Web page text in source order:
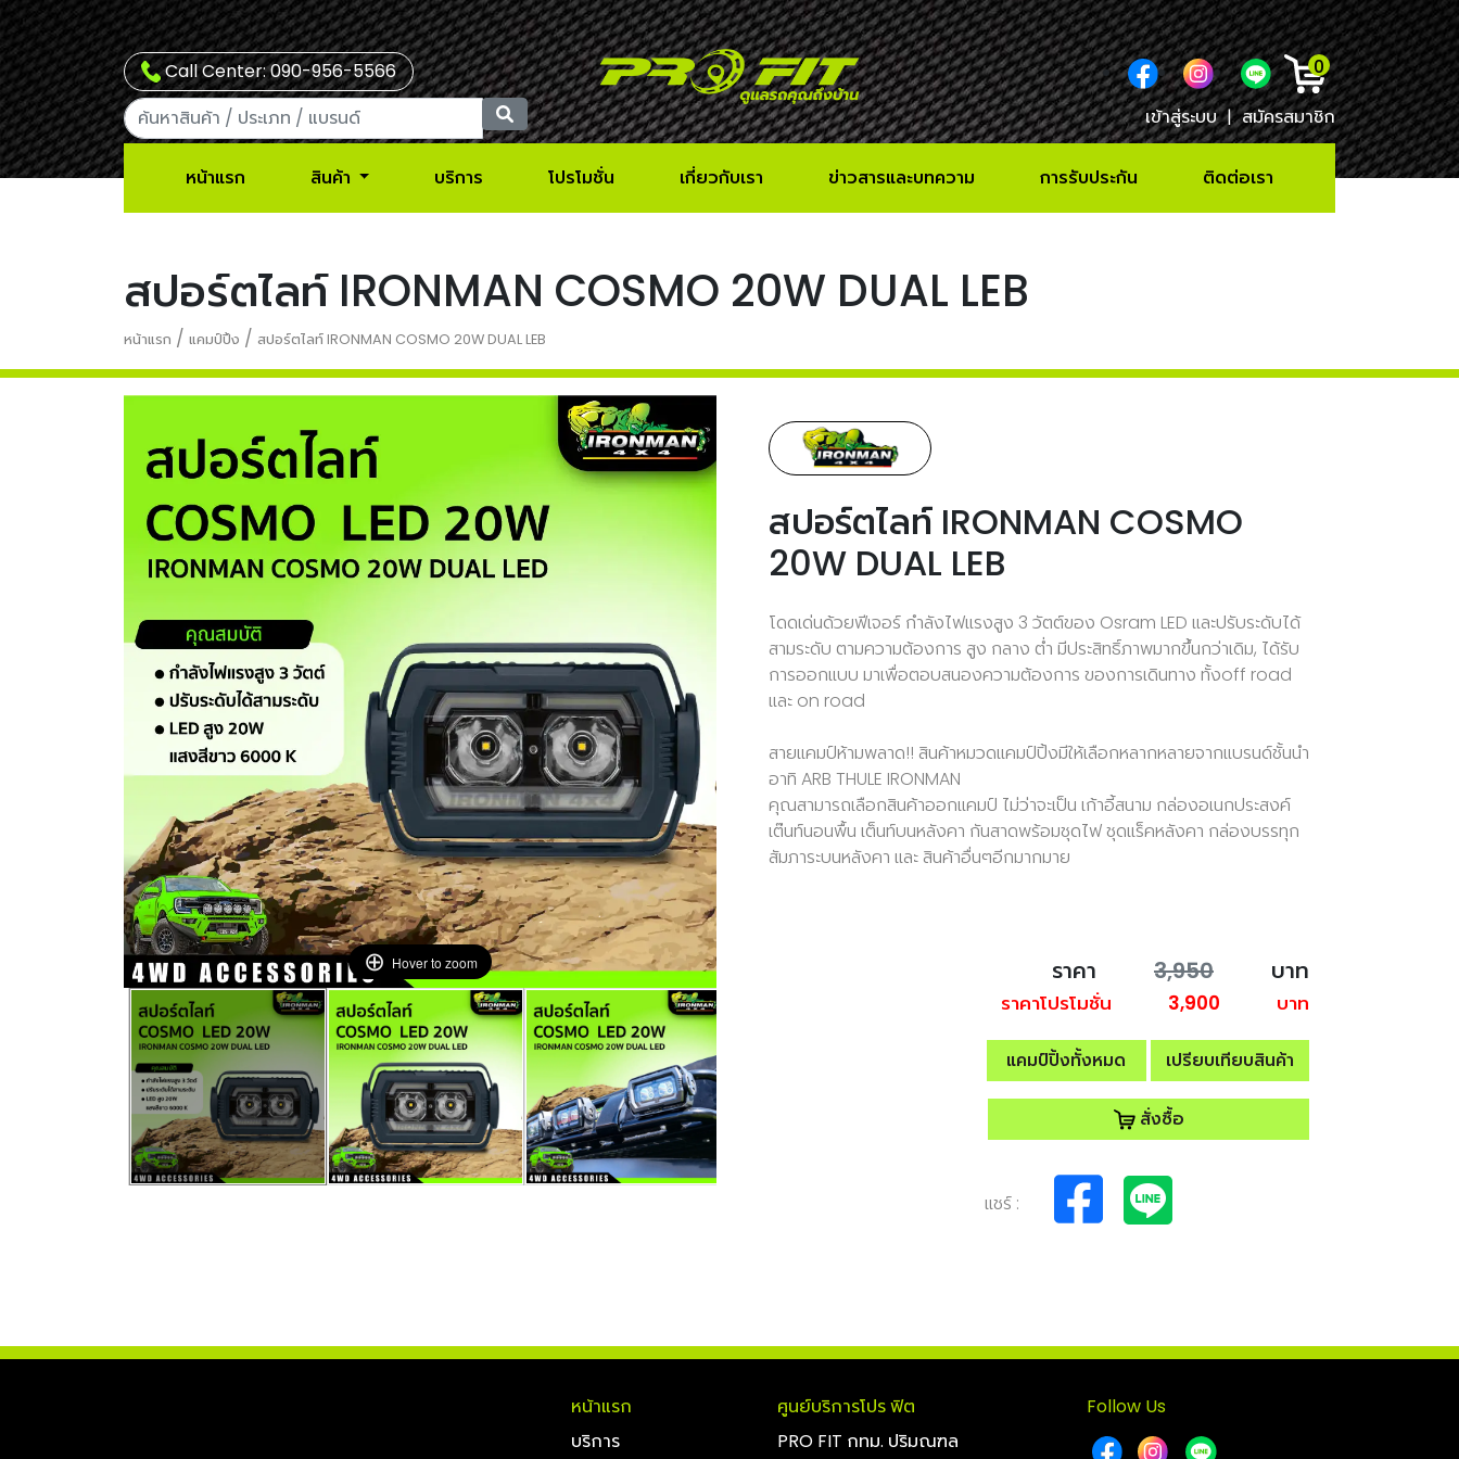
Call Center: 090-956-5566
0
เข้าสู่ระบบ | สมัครสมาชิก
หน้าแรก สินค้า บริการ โปรโมชั่น เกี่ยวกับเรา ข่าวสารและบทความ การรับประกัน ติดต่อเรา
สปอร์ตไลท์ IRONMAN COSMO 20W DUAL LEB
หน้าแรก / แคมป์ปิ้ง / สปอร์ตไลท์ IRONMAN COSMO 20W DUAL LEB
Hover to zoom
สปอร์ตไลท์ IRONMAN COSMO
20W DUAL LEB
โดดเด่นด้วยฟีเจอร์ กำลังไฟแรงสูง 3 วัตต์ของ Osram LED และปรับระดับได้
สามระดับ ตามความต้องการ สูง กลาง ต่ำ มีประสิทธิ์ภาพมากขึ้นกว่าเดิม, ได้รับ
การออกแบบ มาเพื่อตอบสนองความต้องการ ของการเดินทาง ทั้งoff road
และ on road
สายแคมป์ห้ามพลาด!! สินค้าหมวดแคมป์ปิ้งมีให้เลือกหลากหลายจากแบรนด์ชั้นนำ
อาทิ ARB THULE IRONMAN
คุณสามารถเลือกสินค้าออกแคมป์ ไม่ว่าจะเป็น เก้าอี้สนาม กล่องอเนกประสงค์
เต๊นท์นอนพื้น เต็นท์บนหลังคา กันสาดพร้อมชุดไฟ ชุดแร็คหลังคา กล่องบรรทุก
สัมภาระบนหลังคา และ สินค้าอื่นๆอีกมากมาย
ราคา 3,950 บาท
ราคาโปรโมชั่น 3,900 บาท
แคมป์ปิ้งทั้งหมด เปรียบเทียบสินค้า
สั่งซื้อ
แชร์ :
หน้าแรก
บริการ
ศูนย์บริการโปร ฟิต
PRO FIT กทม. ปริมณฑล
Follow Us